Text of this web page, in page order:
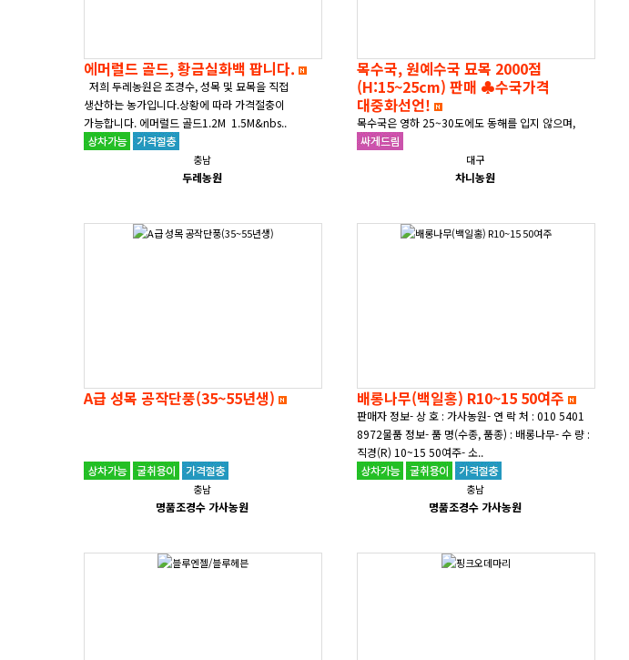
에머럴드 골드, 황금실화백 팝니다.
저희 두레농원은 조경수, 성목 및 묘목을 직접
생산하는 농가입니다.상황에 따라 가격절충이
가능합니다. 에머럴드 골드1.2M 1.5M&nbs..
충남
두레농원
목수국, 원예수국 묘목 2000점
(H:15~25cm) 판매 ♣수국가격
대중화선언!
목수국은 영하 25~30도에도 동해를 입지 않으며,
포트묘목으로서 계절에 관계없이 이식이
가능합니다. 높이 15~25cm이며 둘레는 12cm
대구
차니농원
A급 성목 공작단풍(35~55년생)
충남
명품조경수 가사농원
배롱나무(백일홍) R10~15 50여주
판매자 정보- 상 호 : 가사농원- 연 락 처 : 010 5401
8972​​물품 정보- 품 명(수종, 품종) : 배롱나무- 수 량 :
직경(R) 10~15 50여주- 소..
충남
명품조경수 가사농원